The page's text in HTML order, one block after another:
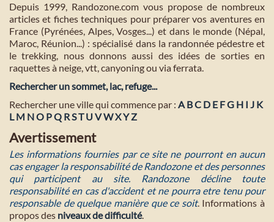
Depuis 1999, Randozone.com vous propose de nombreux
articles et fiches techniques pour préparer vos aventures en
France (Pyrénées, Alpes, Vosges...) et dans le monde (Népal,
Maroc, Réunion...) : spécialisé dans la randonnée pédestre et
le trekking, nous donnons aussi des idées de sorties en
raquettes à neige, vtt, canyoning ou via ferrata.
Rechercher un sommet, lac, refuge...
Rechercher une ville qui commence par : A BC D E FG H I J K
L M NO PQ RST U VWXYZ
Avertissement
Les informations fournies par ce site ne pourront en aucun
cas engager la responsabilité de Randozone et des personnes
qui participent au site. Randozone décline toute
responsabilité en cas d'accident et ne pourra etre tenu pour
responsable de quelque manière que ce soit. Informations à
propos des niveaux de difficulté.